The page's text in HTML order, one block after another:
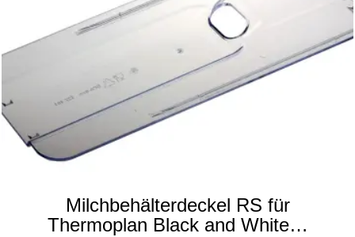
Milchbehälterdeckel RS für
Thermoplan Black and White…